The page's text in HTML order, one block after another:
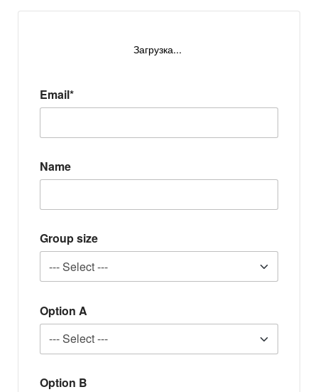
Загрузка...
Email*
Name
Group size
Option A
Option B